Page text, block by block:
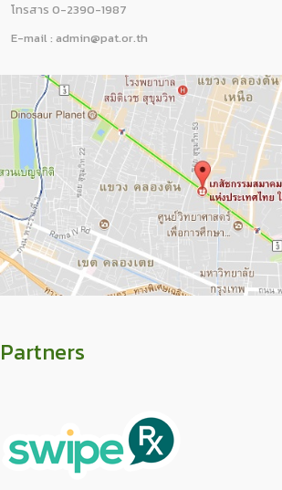
โทรสาร 0-2390-1987
E-mail : admin@pat.or.th
Partners